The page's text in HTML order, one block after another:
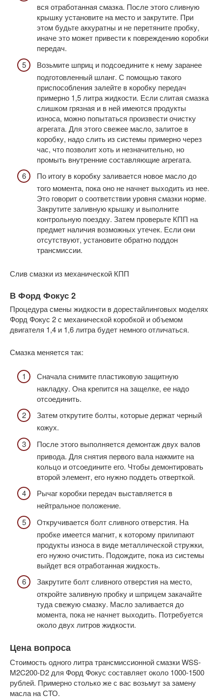
вся отработанная смазка. После этого сливную
крышку установите на место и закрутите. При
этом будьте аккуратны и не перетяните пробку,
иначе это может привести к повреждению коробки
передач.
Возьмите шприц и подсоедините к нему заранее
подготовленный шланг. С помощью такого
приспособления залейте в коробку передач
примерно 1,5 литра жидкости. Если слитая смазка
слишком грязная и в ней имеются продукты
износа, можно попытаться произвести очистку
агрегата. Для этого свежее масло, залитое в
коробку, надо слить из системы примерно через
час, что позволит хоть и незначительно, но
промыть внутренние составляющие агрегата.
По итогу в коробку заливается новое масло до
того момента, пока оно не начнет выходить из нее.
Это говорит о соответствии уровня смазки норме.
Закрутите заливную крышку и выполните
контрольную поездку. Затем проверьте КПП на
предмет наличия возможных утечек. Если они
отсутствуют, установите обратно поддон
трансмиссии.
Слив смазки из механической КПП
В Форд Фокус 2
Процедура смены жидкости в дорестайлинговых моделях
Форд Фокус 2 с механической коробкой и объемом
двигателя 1,4 и 1,6 литра будет немного отличаться.
Смазка меняется так:
Сначала снимите пластиковую защитную
накладку. Она крепится на защелке, ее надо
отсоединить.
Затем открутите болты, которые держат черный
кожух.
После этого выполняется демонтаж двух валов
привода. Для снятия первого вала нажмите на
кольцо и отсоедините его. Чтобы демонтировать
второй элемент, его нужно поддеть отверткой.
Рычаг коробки передач выставляется в
нейтральное положение.
Откручивается болт сливного отверстия. На
пробке имеется магнит, к которому прилипают
продукты износа в виде металлической стружки,
его нужно очистить. Подождите, пока из системы
выйдет вся отработанная жидкость.
Закрутите болт сливного отверстия на место,
откройте заливную пробку и шприцем закачайте
туда свежую смазку. Масло заливается до
момента, пока не начнет выходить. Потребуется
около двух литров жидкости.
Цена вопроса
Стоимость одного литра трансмиссионной смазки WSS-
M2C200-D2 для Форд Фокус составляет около 1000-1500
рублей. Примерно столько же с вас возьмут за замену
масла на СТО.